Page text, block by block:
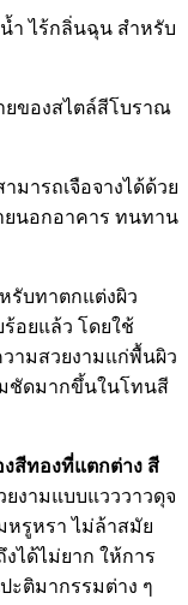
น้ำ ไร้กลิ่นฉุน สำหรับ
ยของสไตล์สีโบราณ
มารถเจือจางได้ด้วย
ยนอกอาคาร ทนทาน
รับทาตกแต่งผิว
ร้อยแล้ว โดยใช้
ามสวยงามแก่พื้นผิว
ชัดมากขึ้นในโทนสี
งสีทองที่แตกต่าง สี
งามแบบแวววาวดุจ
หรูหรา ไม่ล้าสมัย
ได้ไม่ยาก ให้การ
ะติมากรรมต่าง ๆ